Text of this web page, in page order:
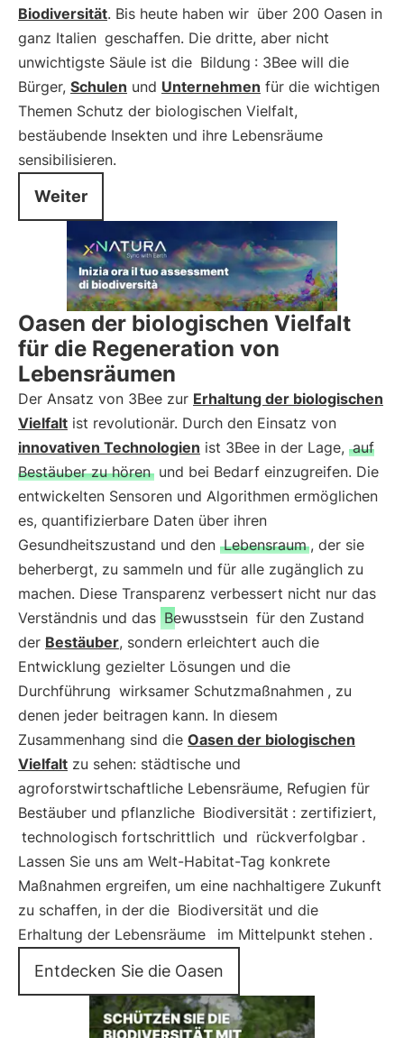
Biodiversität. Bis heute haben wir über 200 Oasen in
ganz Italien geschaffen. Die dritte, aber nicht
unwichtigste Säule ist die Bildung : 3Bee will die
Bürger, Schulen und Unternehmen für die wichtigen
Themen Schutz der biologischen Vielfalt,
bestäubende Insekten und ihre Lebensräume
sensibilisieren.
Weiter
Oasen der biologischen Vielfalt
für die Regeneration von
Lebensräumen
Der Ansatz von 3Bee zur Erhaltung der biologischen
Vielfalt ist revolutionär. Durch den Einsatz von
innovativen Technologien ist 3Bee in der Lage, auf
Bestäuber zu hören und bei Bedarf einzugreifen. Die
entwickelten Sensoren und Algorithmen ermöglichen
es, quantifizierbare Daten über ihren
Gesundheitszustand und den Lebensraum , der sie
beherbergt, zu sammeln und für alle zugänglich zu
machen. Diese Transparenz verbessert nicht nur das
Verständnis und das Bewusstsein für den Zustand
der Bestäuber, sondern erleichtert auch die
Entwicklung gezielter Lösungen und die
Durchführung wirksamer Schutzmaßnahmen , zu
denen jeder beitragen kann. In diesem
Zusammenhang sind die Oasen der biologischen
Vielfalt zu sehen: städtische und
agroforstwirtschaftliche Lebensräume, Refugien für
Bestäuber und pflanzliche Biodiversität : zertifiziert,
technologisch fortschrittlich und rückverfolgbar .
Lassen Sie uns am Welt-Habitat-Tag konkrete
Maßnahmen ergreifen, um eine nachhaltigere Zukunft
zu schaffen, in der die Biodiversität und die
Erhaltung der Lebensräume
im Mittelpunkt stehen .
Entdecken Sie die Oasen